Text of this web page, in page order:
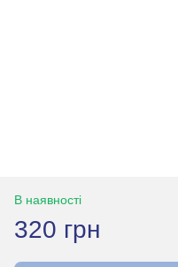
В наявності
320 грн